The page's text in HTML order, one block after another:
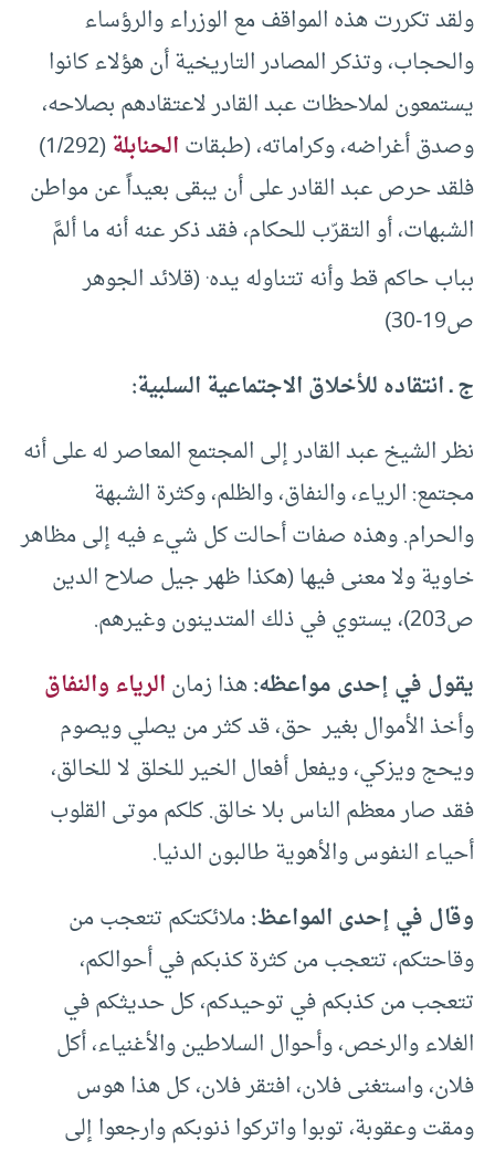
ولقد تكررت هذه المواقف مع الوزراء والرؤساء
والحجاب، وتذكر المصادر التاريخية أن هؤلاء كانوا
يستمعون لملاحظات عبد القادر لاعتقادهم بصلاحه،
وصدق أغراضه، وكراماته، (طبقاتالحنابلة
(1/292)
فلقد حرص عبد القادر على أن يبقى بعيداً عن مواطن
الشبهات، أو التقرّب للحكام، فقد ذكر عنه أنه ما ألمَّ
بباب حاكم قط وأنه تتناوله يده. (قلائد الجوهر
ص19-30)
ج ـ انتقاده للأخلاق الاجتماعية السلبية:
نظر الشيخ عبد القادر إلى المجتمع المعاصر له على أنه
مجتمع: الرياء، والنفاق، والظلم، وكثرة الشبهة
والحرام. وهذه صفات أحالت كل شيء فيه إلى مظاهر
خاوية ولا معنى فيها (هكذا ظهر جيل صلاح الدين
ص203)، يستوي في ذلك المتدينون وغيرهم.
يقول في إحدى مواعظه:هذا زمانالرياء والنفاق
وأخذ الأموال بغير حق، قد كثر من يصلي ويصوم
ويحج ويزكي، ويفعل أفعال الخير للخلق لا للخالق،
فقد صار معظم الناس بلا خالق. كلكم موتى القلوب
أحياء النفوس والأهوية طالبون الدنيا.
وقال في إحدى المواعظ:ملائكتكم تتعجب من
وقاحتكم، تتعجب من كثرة كذبكم في أحوالكم،
تتعجب من كذبكم في توحيدكم، كل حديثكم في
الغلاء والرخص، وأحوال السلاطين والأغنياء، أكل
فلان، واستغنى فلان، افتقر فلان، كل هذا هوس
ومقت وعقوبة، توبوا واتركوا ذنوبكم وارجعوا إلى